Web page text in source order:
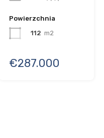
Powierzchnia
112 m2
€287.000